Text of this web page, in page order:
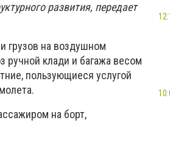
развития, передает
грузов на воздушном
ручной клади и багажа весом
пользующиеся услугой
на борт,